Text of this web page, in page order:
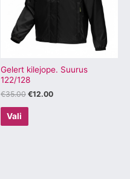
Gelert kilejope. Suurus
122/128
€35.00 €12.00
Vali
varianti.
Valikuid
saab
tootelehel.